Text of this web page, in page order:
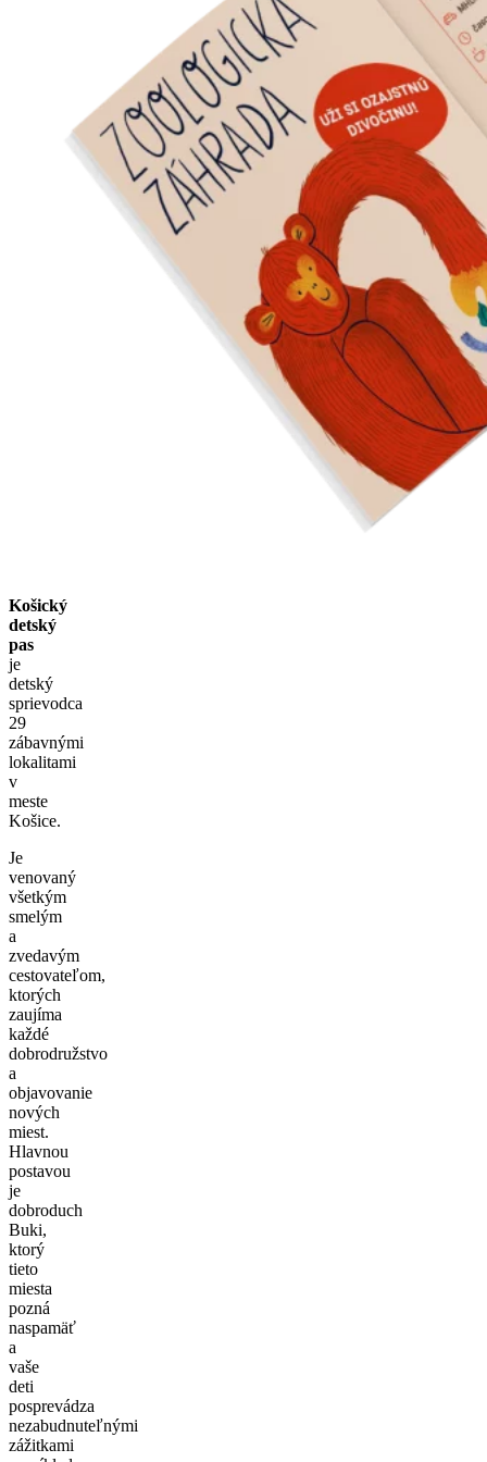
Košický
detský
pas
je
detský
sprievodca
29
zábavnými
lokalitami
v
meste
Košice.
Je
venovaný
všetkým
smelým
a
zvedavým
cestovateľom,
ktorých
zaujíma
každé
dobrodružstvo
a
objavovanie
nových
miest.
Hlavnou
postavou
je
dobroduch
Buki,
ktorý
tieto
miesta
pozná
naspamäť
a
vaše
deti
posprevádza
nezabudnuteľnými
zážitkami